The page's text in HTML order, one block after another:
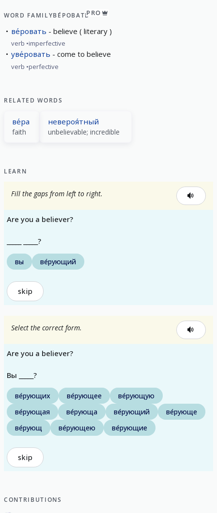
WORD FAMILYВЕ́РОВАТЬPRO
ве́ровать believe ( literary )
verb imperfective
уве́ровать come to believe
verb perfective
RELATED WORDS
ве́ра
faith
невероя́тный
unbelievable; incredible
LEARN
Fill the gaps from left to right.
Are you a believer?
_____ _____?
вы ве́рующий
skip
Select the correct form.
Are you a believer?
Вы _____?
ве́рующих ве́рующее
ве́рующую
ве́рующая
ве́рующа ве́рующий
ве́рующе
ве́рующ
ве́рующею ве́рующие
skip
CONTRIBUTIONS